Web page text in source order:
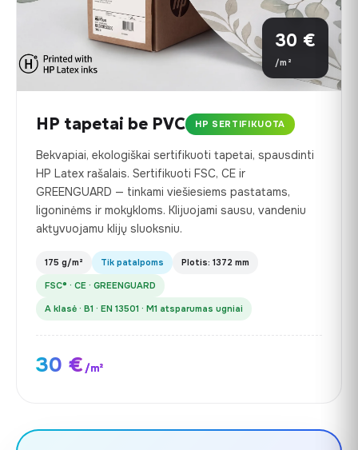
30 €
/m²
HP tapetai be PVC HP SERTIFIKUOTA
Bekvapiai, ekologiškai sertifikuoti tapetai, spausdinti
HP Latex rašalais. Sertifikuoti FSC, CE ir
GREENGUARD — tinkami viešiesiems pastatams,
ligoninėms ir mokykloms. Klijuojami sausu, vandeniu
aktyvuojamu klijų sluoksniu.
175 g/m² Tik patalpoms Plotis: 1372 mm
FSC® · CE · GREENGUARD
A klasė · B1 · EN 13501 · M1 atsparumas ugniai
30 €/m²